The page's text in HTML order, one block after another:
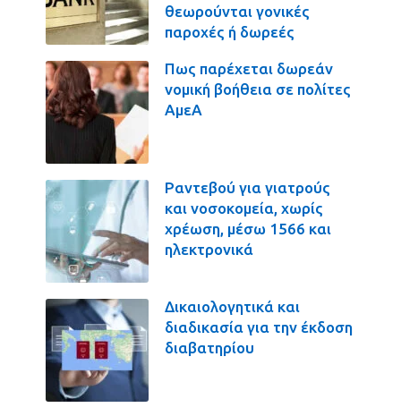
θεωρούνται γονικές
παροχές ή δωρεές
Πως παρέχεται δωρεάν
νομική βοήθεια σε πολίτες
ΑμεΑ
Ραντεβού για γιατρούς
και νοσοκομεία, χωρίς
χρέωση, μέσω 1566 και
ηλεκτρονικά
Δικαιολογητικά και
διαδικασία για την έκδοση
διαβατηρίου